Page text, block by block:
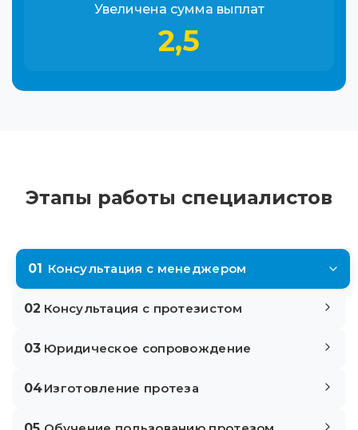
Увеличена сумма выплат
2,5
Этапы работы специалистов
01 Консультация с менеджером
02 Консультация с протезистом
03 Юридическое сопровождение
04Изготовление протеза